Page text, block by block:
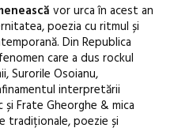
vor urca în acest an
poezia cu ritmul și
Din Republica
care a dus rockul
Surorile Osoianu,
interpretării
Frate Gheorghe & mica
tradiționale, poezie și